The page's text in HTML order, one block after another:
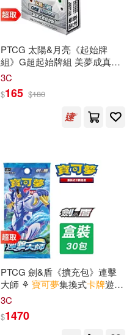
PTCG 太陽&月亮《起始牌
組》G超起始牌組 美夢成真組
合篇 ⚘
Game
3C
$165 $180
PTCG 劍&盾《擴充包》連擊
大師 ⚘ 寶可夢集換式卡牌遊戲
⚘Pokémon
3C
$1470